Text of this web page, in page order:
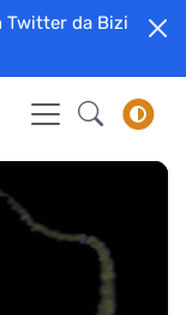
Twitter da Bizi